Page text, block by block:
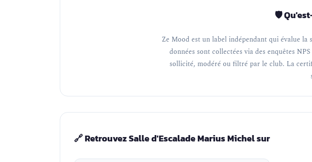
🛡️
Ze Mood est un label indépendant qui évalue
données sont collectées via des enquêtes
sollicité, modéré ou filtré par le club. La
🔗 Retrouvez Salle d'Escalade Marius Michel sur